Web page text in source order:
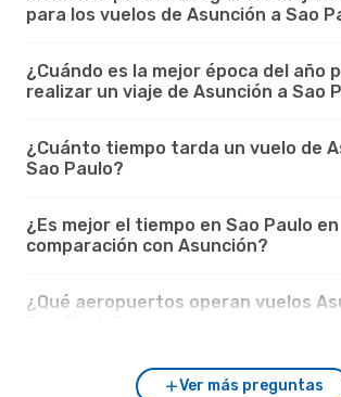
para los vuelos de Asunción a Sao
¿Cuándo es la mejor época del año
realizar un viaje de Asunción a Sao
¿Cuánto tiempo tarda un vuelo de
Sao Paulo?
¿Es mejor el tiempo en Sao Paulo en
comparación con Asunción?
¿Qué aeropuertos operan vuelos
Ver más preguntas